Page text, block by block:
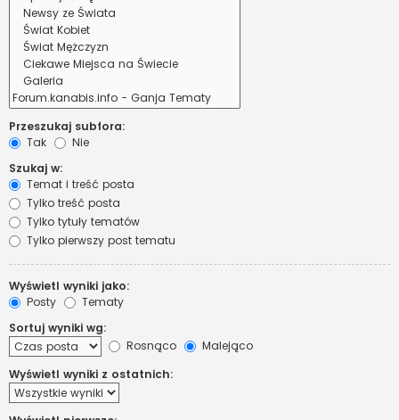
Przeszukaj subfora:
Tak
Nie
Szukaj w:
Temat i treść posta
Tylko treść posta
Tylko tytuły tematów
Tylko pierwszy post tematu
Wyświetl wyniki jako:
Posty
Tematy
Sortuj wyniki wg:
Rosnąco
Malejąco
Wyświetl wyniki z ostatnich: